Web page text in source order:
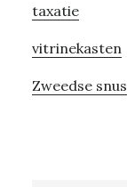
taxatie
vitrinekasten
Zweedse snus